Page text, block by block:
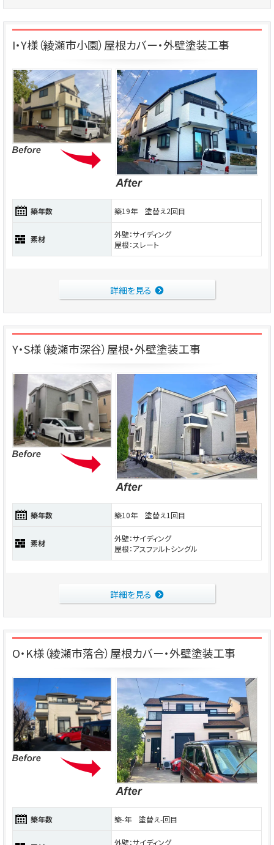
I・Y様（綾瀬市小園）屋根カバー・外壁塗装工事
築年数 築19年 塗替え2回目
素材
外壁：サイディング
屋根：スレート
詳細を見る
Y・S様（綾瀬市深谷）屋根・外壁塗装工事
築年数 築10年 塗替え1回目
素材
外壁：サイディング
屋根：アスファルトシングル
詳細を見る
O・K様（綾瀬市落合）屋根カバー・外壁塗装工事
築年数 築-年 塗替え-回目
外壁：サイディング